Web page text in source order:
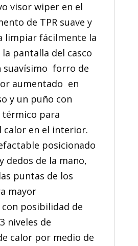
visor wiper en el
de TPR suave y
limpiar fácilmente la
la pantalla del casco
suavísimo forro de
aumentado en
y un puño con
para
calor en el interior.
posicionado
dedos de la mano,
puntas de los
mayor
posibilidad de
niveles de
calor por medio de